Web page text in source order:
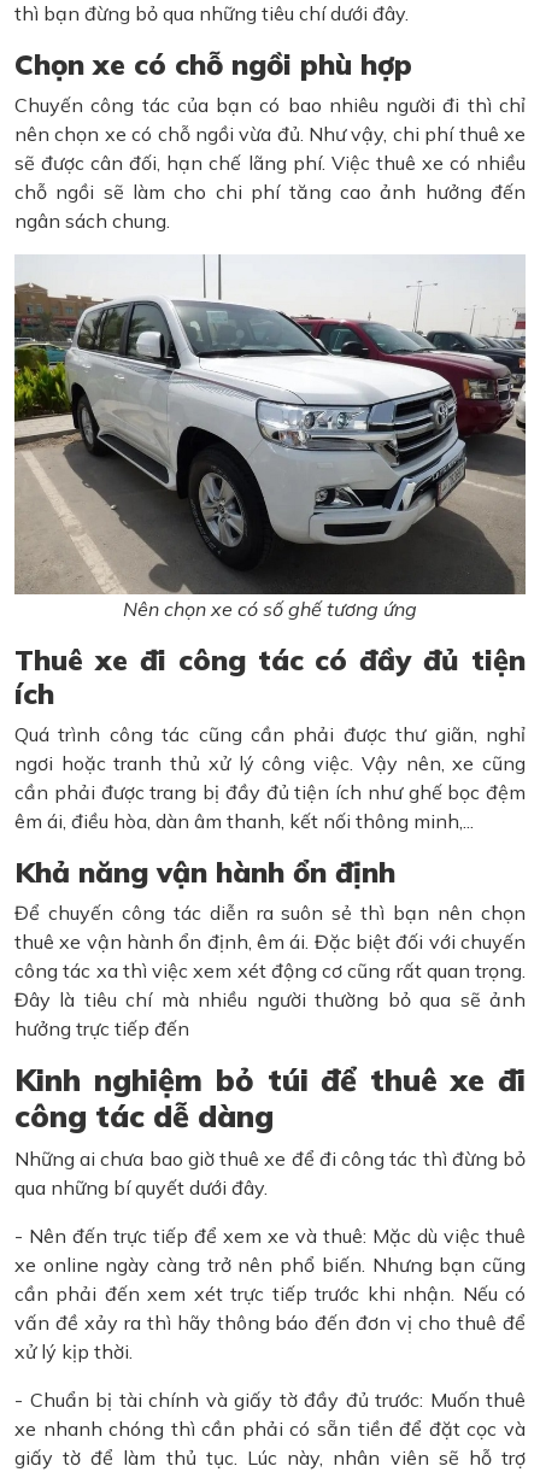
thì bạn đừng bỏ qua những tiêu chí dưới đây.
Chọn xe có chỗ ngồi phù hợp
Chuyến công tác của bạn có bao nhiêu người đi thì chỉ
nên chọn xe có chỗ ngồi vừa đủ. Như vậy, chi phí thuê xe
sẽ được cân đối, hạn chế lãng phí. Việc thuê xe có nhiều
chỗ ngồi sẽ làm cho chi phí tăng cao ảnh hưởng đến
ngân sách chung.
Nên chọn xe có số ghế tương ứng
Thuê xe đi công tác có đầy đủ tiện
ích
Quá trình công tác cũng cần phải được thư giãn, nghỉ
ngơi hoặc tranh thủ xử lý công việc. Vậy nên, xe cũng
cần phải được trang bị đầy đủ tiện ích như ghế bọc đệm
êm ái, điều hòa, dàn âm thanh, kết nối thông minh,...
Khả năng vận hành ổn định
Để chuyến công tác diễn ra suôn sẻ thì bạn nên chọn
thuê xe vận hành ổn định, êm ái. Đặc biệt đối với chuyến
công tác xa thì việc xem xét động cơ cũng rất quan trọng.
Đây là tiêu chí mà nhiều người thường bỏ qua sẽ ảnh
hưởng trực tiếp đến
Kinh nghiệm bỏ túi để thuê xe đi
công tác dễ dàng
Những ai chưa bao giờ thuê xe để đi công tác thì đừng bỏ
qua những bí quyết dưới đây.
- Nên đến trực tiếp để xem xe và thuê: Mặc dù việc thuê
xe online ngày càng trở nên phổ biến. Nhưng bạn cũng
cần phải đến xem xét trực tiếp trước khi nhận. Nếu có
vấn đề xảy ra thì hãy thông báo đến đơn vị cho thuê để
xử lý kịp thời.
- Chuẩn bị tài chính và giấy tờ đầy đủ trước: Muốn thuê
xe nhanh chóng thì cần phải có sẵn tiền để đặt cọc và
giấy tờ để làm thủ tục. Lúc này, nhân viên sẽ hỗ trợ